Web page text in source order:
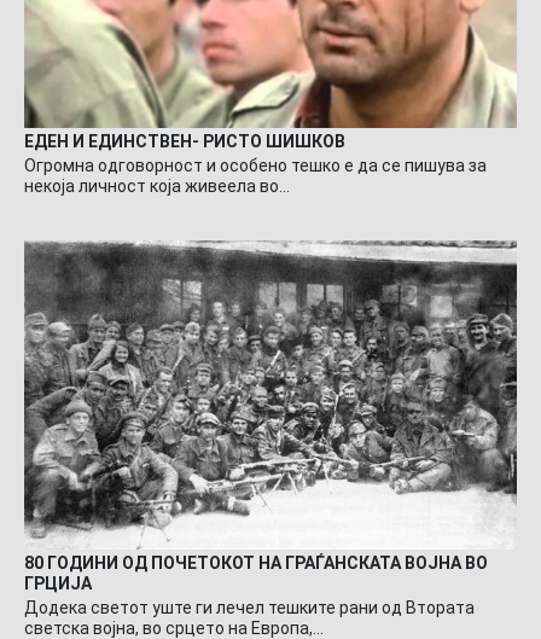
ЕДЕН И ЕДИНСТВЕН- РИСТО ШИШКОВ
Огромна одговорност и особено тешко е да се пишува за
некоја личност која живеела во…
80 ГОДИНИ ОД ПОЧЕТОКОТ НА ГРАЃАНСКАТА ВОЈНА ВО
ГРЦИЈА
Додека светот уште ги лечел тешките рани од Втората
светска војна, во срцето на Европа,…